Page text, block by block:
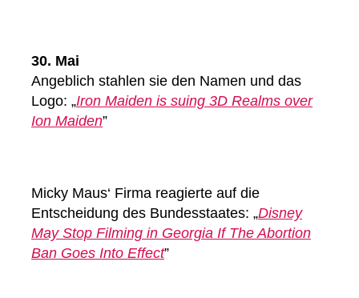
30. Mai
Angeblich stahlen sie den Namen und das
Logo: „Iron Maiden is suing 3D Realms over
Ion Maiden”
Micky Maus‘ Firma reagierte auf die
Entscheidung des Bundesstaates: „Disney
May Stop Filming in Georgia If The Abortion
Ban Goes Into Effect”